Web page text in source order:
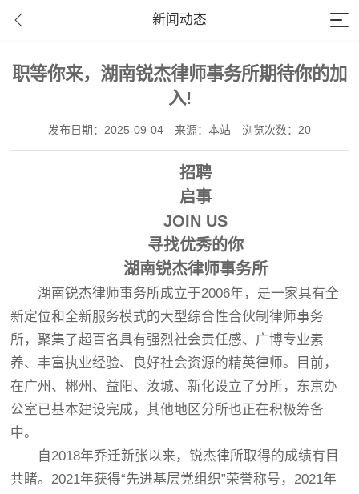
新闻动态
职等你来，湖南锐杰律师事务所期待你的加
入!
发布日期：2025-09-04 来源：本站 浏览次数：20
招聘
启事
JOIN US
寻找优秀的你
湖南锐杰律师事务所
湖南锐杰律师事务所成立于2006年，是一家具有全
新定位和全新服务模式的大型综合性合伙制律师事务
所，聚集了超百名具有强烈社会责任感、广博专业素
养、丰富执业经验、良好社会资源的精英律师。目前，
在广州、郴州、益阳、汝城、新化设立了分所，东京办
公室已基本建设完成，其他地区分所也正在积极筹备
中。
自2018年乔迁新张以来，锐杰律所取得的成绩有目
共睹。2021年获得“先进基层党组织”荣誉称号，2021年